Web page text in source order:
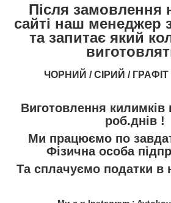
Після замовлення
сайті наш менеджер
та запитає який
ЧОРНИЙ / СІРИЙ /
Виготовлення килимків
роб.днів !
Ми працюємо по
Фізична особа
Та сплачуємо податки в